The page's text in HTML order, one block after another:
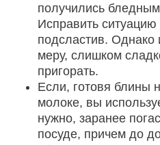
получились
Исправить
подсластив. Однако
меру, слишком
пригорать.
Если, готовя блины
молоке, вы
нужно, заранее
посуде, причем до